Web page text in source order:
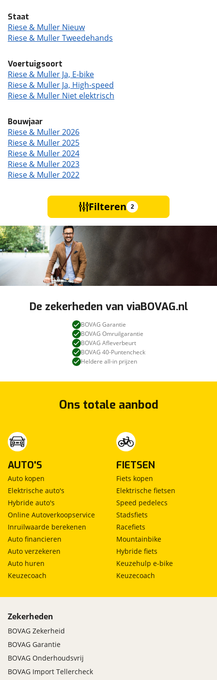
Staat
Riese & Muller Nieuw
Riese & Muller Tweedehands
Voertuigsoort
Riese & Muller Ja, E-bike
Riese & Muller Ja, High-speed
Riese & Muller Niet elektrisch
Bouwjaar
Riese & Muller 2026
Riese & Muller 2025
Riese & Muller 2024
Riese & Muller 2023
Riese & Muller 2022
Filteren 2
De zekerheden van viaBOVAG.nl
BOVAG Garantie
BOVAG Omruilgarantie
BOVAG Afleverbeurt
BOVAG 40-Puntencheck
Heldere all-in prijzen
Ons totale aanbod
AUTO'S
Auto kopen
Elektrische auto's
Hybride auto's
Online Autoverkoopservice
Inruilwaarde berekenen
Auto financieren
Auto verzekeren
Auto huren
Keuzecoach
FIETSEN
Fiets kopen
Elektrische fietsen
Speed pedelecs
Stadsfiets
Racefiets
Mountainbike
Hybride fiets
Keuzehulp e-bike
Keuzecoach
Zekerheden
BOVAG Zekerheid
BOVAG Garantie
BOVAG Onderhoudsvrij
BOVAG Import Tellercheck